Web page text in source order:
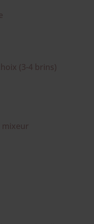
(3-4 brins)
mixeur